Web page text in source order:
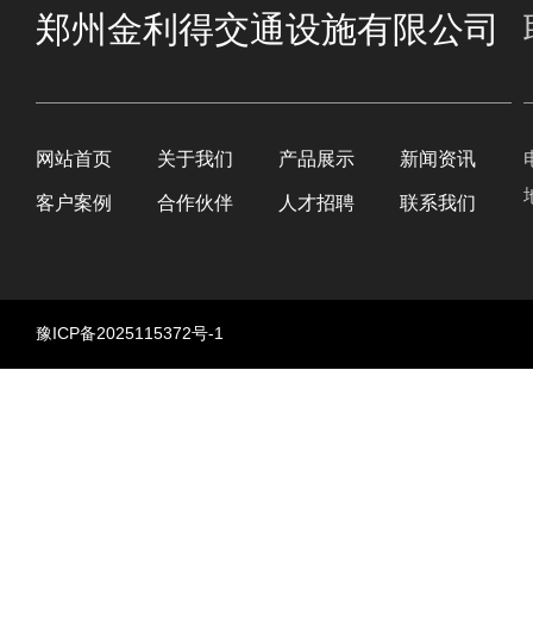
郑州金利得交通设施有限公司
网站首页 关于我们 产品展示 新闻资讯
客户案例 合作伙伴 人才招聘 联系我们
豫ICP备2025115372号-1